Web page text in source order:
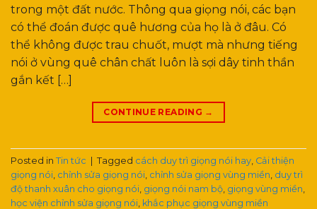
trong một đất nước. Thông qua giọng nói, các bạn
có thể đoán được quê hương của họ là ở đâu. Có
thể không được trau chuốt, mượt mà nhưng tiếng
nói ở vùng quê chân chất luôn là sợi dây tinh thần
gắn kết […]
CONTINUE READING →
Posted in Tin tức | Tagged cách duy trì giọng nói hay Cải thiện
giọng nói chỉnh sửa giọng nói chỉnh sửa giọng vùng miền duy trì
độ thanh xuân cho giọng nói giọng nói nam bộ giọng vùng miền
học viện chỉnh sửa giọng nói khắc phục giọng vùng miền